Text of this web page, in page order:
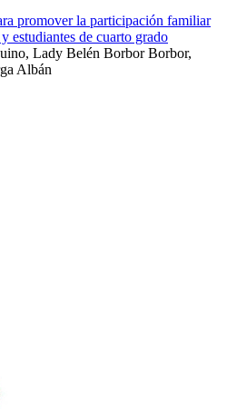
promover la participación familiar
estudiantes de cuarto grado
Lady Belén Borbor Borbor,
Albán